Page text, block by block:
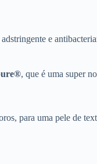
e
, que é uma super
para uma pele de